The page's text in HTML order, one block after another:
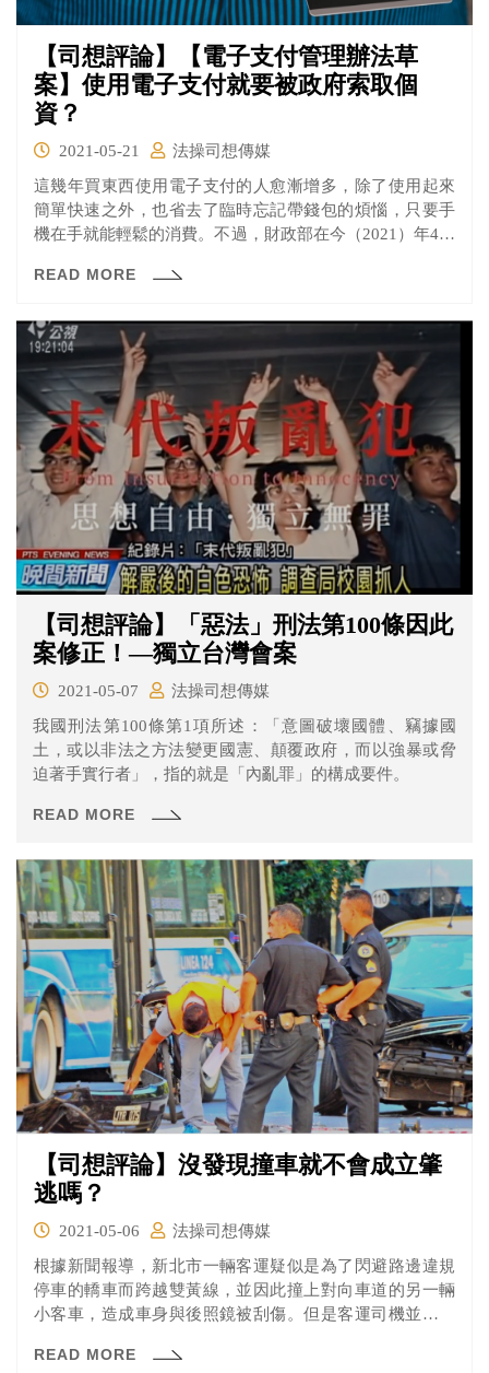
【司想評論】【電子支付管理辦法草
案】使用電子支付就要被政府索取個
資？
2021-05-21
法操司想傳媒
這幾年買東西使用電子支付的人愈漸增多，除了使用起來
簡單快速之外，也省去了臨時忘記帶錢包的煩惱，只要手
機在手就能輕鬆的消費。不過，財政部在今（2021）年4月
分資料及必要交易紀錄管理辦法》草案（下稱《電子支付
提供給稅捐稽徵機關，這是有必要的嗎？也有人擔憂未來
難道去便利商店買個飲料就會外洩個資？
READ MORE
【司想評論】「惡法」刑法第100條因此
案修正！—獨立台灣會案
2021-05-07
法操司想傳媒
我國刑法第100條第1項所述：「意圖破壞國體、竊據國
土，或以非法之方法變更國憲、顛覆政府，而以強暴或脅
迫著手實行者」，指的就是「內亂罪」的構成要件。
READ MORE
【司想評論】沒發現撞車就不會成立肇
逃嗎？
2021-05-06
法操司想傳媒
根據新聞報導，新北市一輛客運疑似是為了閃避路邊違規
停車的轎車而跨越雙黃線，並因此撞上對向車道的另一輛
小客車，造成車身與後照鏡被刮傷。但是客運司機並沒有
明，客車司機則稱自己根本不曉得有撞到車。客車司機會
READ MORE